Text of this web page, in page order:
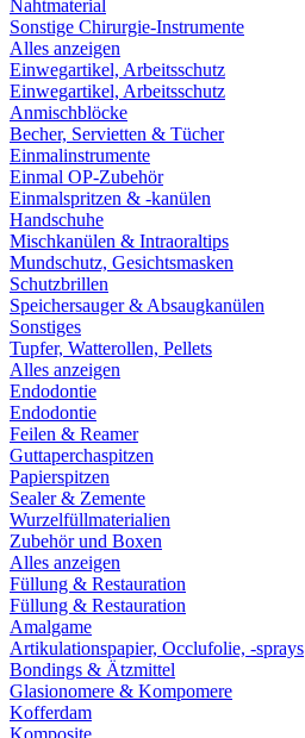
Nahtmaterial
Sonstige Chirurgie-Instrumente
Alles anzeigen
Einwegartikel, Arbeitsschutz
Einwegartikel, Arbeitsschutz
Anmischblöcke
Becher, Servietten & Tücher
Einmalinstrumente
Einmal OP-Zubehör
Einmalspritzen & -kanülen
Handschuhe
Mischkanülen & Intraoraltips
Mundschutz, Gesichtsmasken
Schutzbrillen
Speichersauger & Absaugkanülen
Sonstiges
Tupfer, Watterollen, Pellets
Alles anzeigen
Endodontie
Endodontie
Feilen & Reamer
Guttaperchaspitzen
Papierspitzen
Sealer & Zemente
Wurzelfüllmaterialien
Zubehör und Boxen
Alles anzeigen
Füllung & Restauration
Füllung & Restauration
Amalgame
Artikulationspapier, Occlufolie, -sprays
Bondings & Ätzmittel
Glasionomere & Kompomere
Kofferdam
Komposite